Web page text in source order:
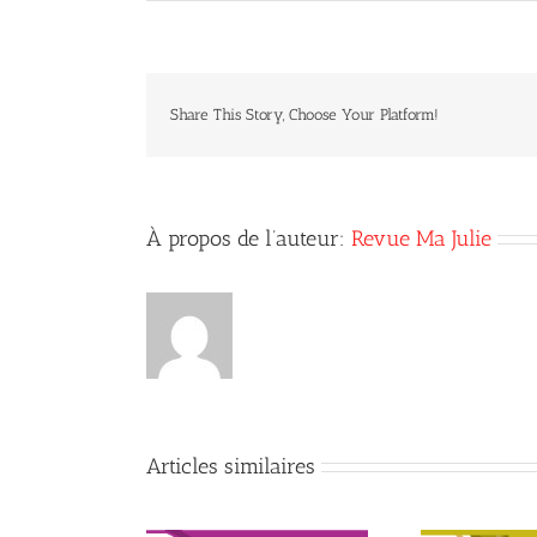
Share This Story, Choose Your Platform!
À propos de l’auteur: Revue Ma Julie
Articles similaires